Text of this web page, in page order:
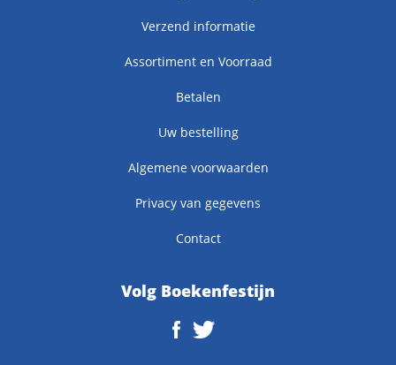
Verzend informatie
Assortiment en Voorraad
Betalen
Uw bestelling
Algemene voorwaarden
Privacy van gegevens
Contact
Volg Boekenfestijn